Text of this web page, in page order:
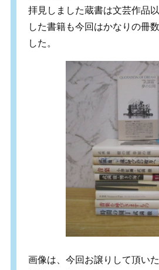
拝見しました蔵書は文芸作品
した書籍も今回はかなりの冊
した。
画像は、今回お譲りして頂い